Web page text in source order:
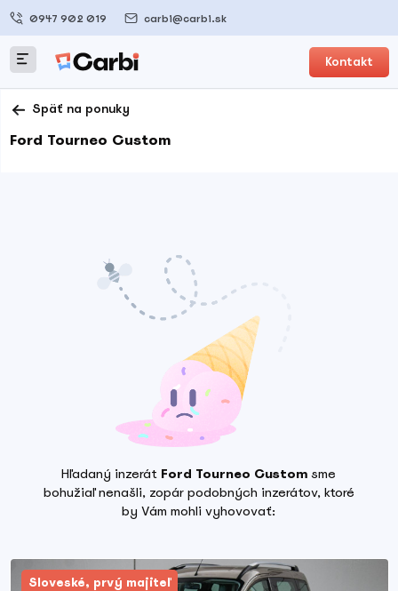
0947 902 019 carbi@carbi.sk
Kontakt
Späť na ponuky
Ford Tourneo Custom
Hľadaný inzerát Ford Tourneo Custom sme
bohužiaľ nenašli, zopár podobných inzerátov, ktoré
by Vám mohli vyhovovať:
Sloveské, prvý majiteľ